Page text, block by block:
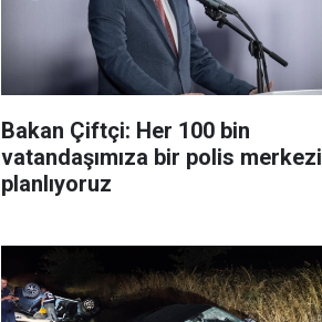
Bakan Çiftçi: Her 100 bin
vatandaşımıza bir polis merkezi
planlıyoruz